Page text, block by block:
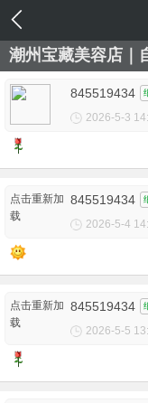
潮州宝藏美容店｜
845519434
2026-5-3
点击重新加
载
845519434
2026-5-4
点击重新加
载
845519434
2026-5-5